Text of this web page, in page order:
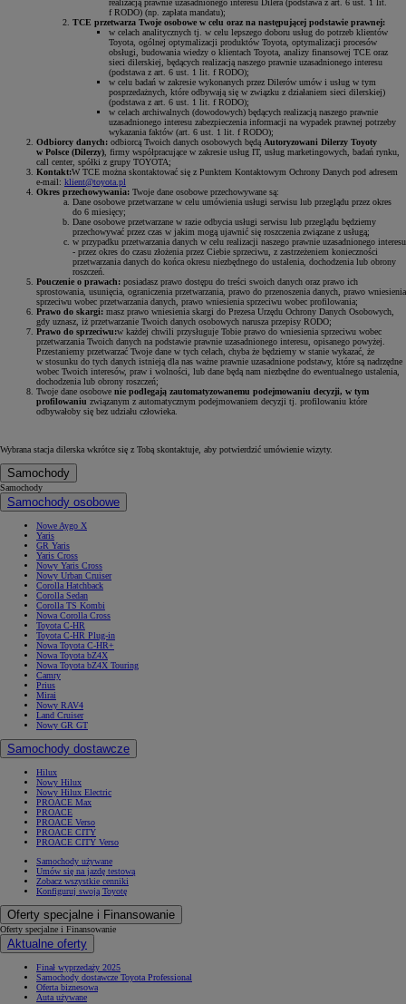
realizacją prawnie uzasadnionego interesu Dilera (podstawa z art. 6 ust. 1 lit.
f RODO) (np. zapłata mandatu);
TCE przetwarza Twoje osobowe w celu oraz na następującej podstawie prawnej:
w celach analitycznych tj. w celu lepszego doboru usług do potrzeb klientów
Toyota, ogólnej optymalizacji produktów Toyota, optymalizacji procesów
obsługi, budowania wiedzy o klientach Toyota, analizy finansowej TCE oraz
sieci dilerskiej, będących realizacją naszego prawnie uzasadnionego interesu
(podstawa z art. 6 ust. 1 lit. f RODO);
w celu badań w zakresie wykonanych przez Dilerów umów i usług w tym
posprzedażnych, które odbywają się w związku z działaniem sieci dilerskiej)
(podstawa z art. 6 ust. 1 lit. f RODO);
w celach archiwalnych (dowodowych) będących realizacją naszego prawnie
uzasadnionego interesu zabezpieczenia informacji na wypadek prawnej potrzeby
wykazania faktów (art. 6 ust. 1 lit. f RODO);
Odbiorcy danych: odbiorcą Twoich danych osobowych będą Autoryzowani Dilerzy Toyoty
w Polsce (Dilerzy) , firmy współpracujące w zakresie usług IT, usług marketingowych, badań rynku,
call center, spółki z grupy TOYOTA;
Kontakt:W TCE można skontaktować się z Punktem Kontaktowym Ochrony Danych pod adresem
e-mail: klient@toyota.pl
Okres przechowywania: Twoje dane osobowe przechowywane są:
Dane osobowe przetwarzane w celu umówienia usługi serwisu lub przeglądu przez okres
do 6 miesięcy;
Dane osobowe przetwarzane w razie odbycia usługi serwisu lub przeglądu będziemy
przechowywać przez czas w jakim mogą ujawnić się roszczenia związane z usługą;
w przypadku przetwarzania danych w celu realizacji naszego prawnie uzasadnionego interesu
- przez okres do czasu złożenia przez Ciebie sprzeciwu, z zastrzeżeniem konieczności
przetwarzania danych do końca okresu niezbędnego do ustalenia, dochodzenia lub obrony
roszczeń.
Pouczenie o prawach: posiadasz prawo dostępu do treści swoich danych oraz prawo ich
sprostowania, usunięcia, ograniczenia przetwarzania, prawo do przenoszenia danych, prawo wniesienia
sprzeciwu wobec przetwarzania danych, prawo wniesienia sprzeciwu wobec profilowania;
Prawo do skargi: masz prawo wniesienia skargi do Prezesa Urzędu Ochrony Danych Osobowych,
gdy uznasz, iż przetwarzanie Twoich danych osobowych narusza przepisy RODO;
Prawo do sprzeciwu:w każdej chwili przysługuje Tobie prawo do wniesienia sprzeciwu wobec
przetwarzania Twoich danych na podstawie prawnie uzasadnionego interesu, opisanego powyżej.
Przestaniemy przetwarzać Twoje dane w tych celach, chyba że będziemy w stanie wykazać, że
w stosunku do tych danych istnieją dla nas ważne prawnie uzasadnione podstawy, które są nadrzędne
wobec Twoich interesów, praw i wolności, lub dane będą nam niezbędne do ewentualnego ustalenia,
dochodzenia lub obrony roszczeń;
Twoje dane osobowe nie podlegają zautomatyzowanemu podejmowaniu decyzji, w tym
profilowaniu związanym z automatycznym podejmowaniem decyzji tj. profilowaniu które
odbywałoby się bez udziału człowieka.
Wybrana stacja dilerska wkrótce się z Tobą skontaktuje, aby potwierdzić umówienie wizyty.
Samochody
Samochody
Samochody osobowe
Nowe Aygo X
Yaris
GR Yaris
Yaris Cross
Nowy Yaris Cross
Nowy Urban Cruiser
Corolla Hatchback
Corolla Sedan
Corolla TS Kombi
Nowa Corolla Cross
Toyota C-HR
Toyota C-HR Plug-in
Nowa Toyota C-HR+
Nowa Toyota bZ4X
Nowa Toyota bZ4X Touring
Camry
Prius
Mirai
Nowy RAV4
Land Cruiser
Nowy GR GT
Samochody dostawcze
Hilux
Nowy Hilux
Nowy Hilux Electric
PROACE Max
PROACE
PROACE Verso
PROACE CITY
PROACE CITY Verso
Samochody używane
Umów się na jazdę testową
Zobacz wszystkie cenniki
Konfiguruj swoją Toyotę
Oferty specjalne i Finansowanie
Oferty specjalne i Finansowanie
Aktualne oferty
Finał wyprzedaży 2025
Samochody dostawcze Toyota Professional
Oferta biznesowa
Auta używane